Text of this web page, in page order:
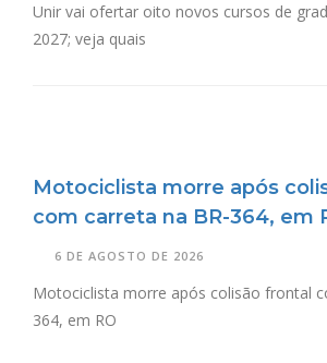
Unir vai ofertar oito novos cursos de
2027; veja quais
Motociclista morre após
com carreta na BR-364, em
6 DE AGOSTO DE 2026
Motociclista morre após colisão frontal
364, em RO